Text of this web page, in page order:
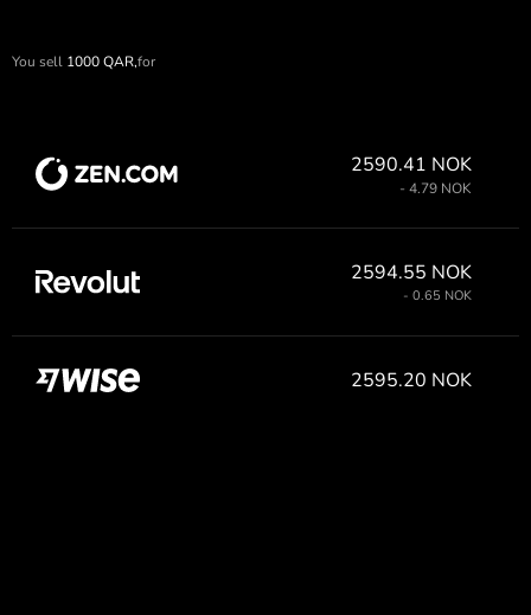
You sell 1000QAR,for
2590.41 NOK
- 4.79 NOK
2594.55 NOK
- 0.65 NOK
2595.20 NOK